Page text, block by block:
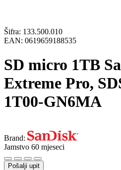
Šifra: 133.500.010
EAN: 0619659188535
SD micro 1TB
Extreme Pro,
1T00-GN6MA
Brand:
Jamstvo 60 mjeseci
Pošalji upit